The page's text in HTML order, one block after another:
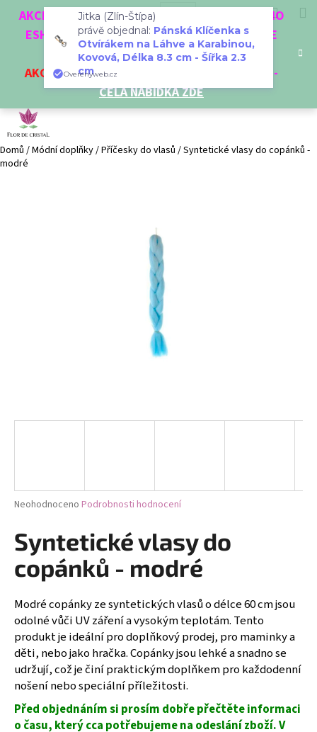
AKCE 3 + 1 ZDARMA. NAKUPTE 4 VĚCI Z NAŠEHO
ESHOPU A ČTVRTÝ NEJLEVNĚJŠÍ DOSTANETE
ZDARMA!
AKCENA VYBRANÉ VÝROBKY
-
CELÁ NABÍDKA ZDE
HledatPřihlášení
Domů /Módní doplňky/Příčesky do vlasů /Syntetické vlasy do copánků -
modré
Průměrné
produktu
je
z
hvězdiček.
Neohodnoceno Podrobnosti hodnocení
Syntetické vlasy do
copánků - modré
Modré copánky ze syntetických vlasů o délce 60 cm jsou
odolné vůči UV záření a vysokým teplotám. Tento
produkt je ideální pro doplňkový prodej, pro maminky a
děti, nebo jako hračka. Copánky jsou lehké a snadno se
udržují, což je činí praktickým doplňkem pro každodenní
nošení nebo speciální příležitosti.
Před objednáním si prosím dobře přečtěte informaci
o času, který cca potřebujeme na odeslání zboží. V
Zpět
Zpět
p
o
t
ř
D
p
r
u
č
u
j
e
m
e
Jitka (Zlín-Štípa)
právě objednal: Pánská Klíčenka s
Otvírákem na Láhve a Karabinou,
Kovová, Délka 8.3 cm - Šířka 2.3
cm
Overenyweb.cz